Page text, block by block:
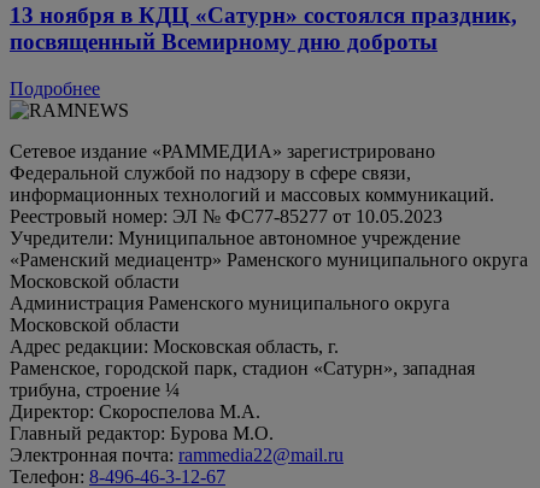
13 ноября в КДЦ «Сатурн» состоялся праздник,
посвященный Всемирному дню доброты
Подробнее
Сетевое издание «РАММЕДИА» зарегистрировано
Федеральной службой по надзору в сфере связи,
информационных технологий и массовых коммуникаций.
Реестровый номер: ЭЛ № ФС77-85277 от 10.05.2023
Учредители: Муниципальное автономное учреждение
«Раменский медиацентр» Раменского муниципального округа
Московской области
Администрация Раменского муниципального округа
Московской области
Адрес редакции: Московская область, г.
Раменское, городской парк, стадион «Сатурн», западная
трибуна, строение ¼
Директор: Скороспелова М.А.
Главный редактор: Бурова М.О.
Электронная почта: rammedia22@mail.ru
Телефон: 8-496-46-3-12-67